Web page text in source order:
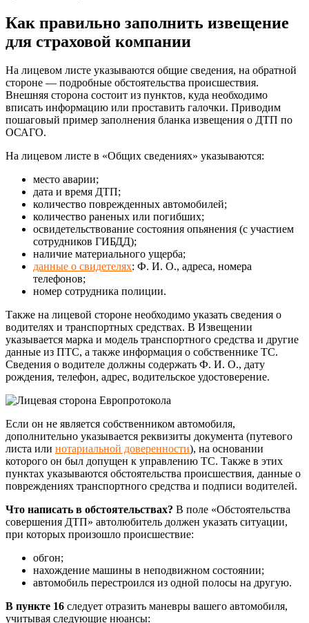
Как правильно заполнить извещение
для страховой компании
На лицевом листе указываются общие сведения, на обратной
стороне — подробные обстоятельства происшествия.
Внешняя сторона состоит из пунктов, куда необходимо
вписать информацию или проставить галочки. Приводим
пошаговый пример заполнения бланка извещения о ДТП по
ОСАГО.
На лицевом листе в «Общих сведениях» указываются:
место аварии;
дата и время ДТП;
количество поврежденных автомобилей;
количество раненых или погибших;
освидетельствование состояния опьянения (с участием
сотрудников ГИБДД);
наличие материального ущерба;
данные о свидетелях: Ф. И. О., адреса, номера
телефонов;
номер сотрудника полиции.
Также на лицевой стороне необходимо указать сведения о
водителях и транспортных средствах. В Извещении
указывается марка и модель транспортного средства и другие
данные из ПТС, а также информация о собственнике ТС.
Сведения о водителе должны содержать Ф. И. О., дату
рождения, телефон, адрес, водительское удостоверение.
Если он не является собственником автомобиля,
дополнительно указывается реквизиты документа (путевого
листа или нотариальной доверенности), на основании
которого он был допущен к управлению ТС. Также в этих
пунктах указываются обстоятельства происшествия, данные о
повреждениях транспортного средства и подписи водителей.
Что написать в обстоятельствах? В поле «Обстоятельства
совершения ДТП» автолюбитель должен указать ситуации,
при которых произошло происшествие:
обгон;
нахождение машины в неподвижном состоянии;
автомобиль перестроился из одной полосы на другую.
В пункте 16 следует отразить маневры вашего автомобиля,
учитывая следующие нюансы: